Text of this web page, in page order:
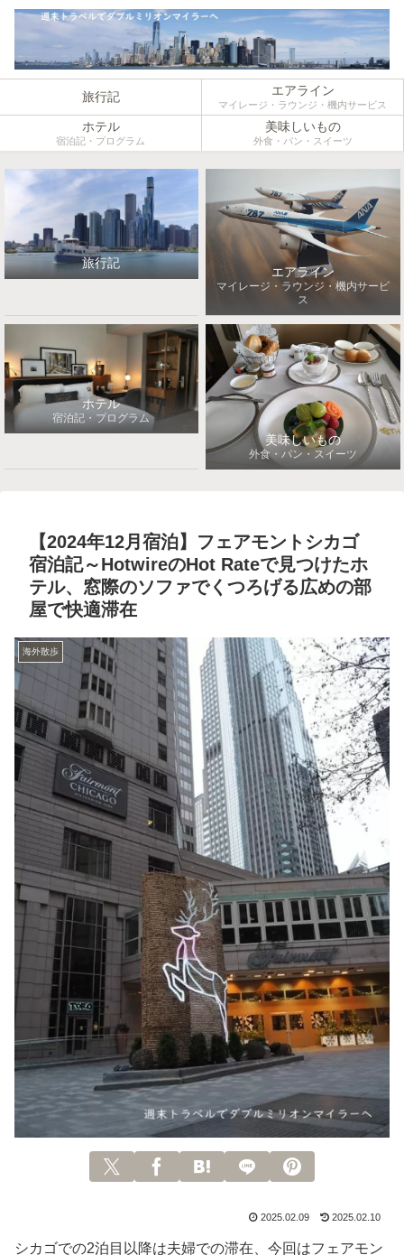
旅行記 エアライン
マイレージ・ラウンジ・機内サービス
ホテル
宿泊記・プログラム
美味しいもの
外食・パン・スイーツ
旅行記
エアライン
マイレージ・ラウンジ・機内サービ
ス
ホテル
宿泊記・プログラム
美味しいもの
外食・パン・スイーツ
【2024年12月宿泊】フェアモントシカゴ
宿泊記～HotwireのHot Rateで見つけたホ
テル、窓際のソファでくつろげる広めの部
屋で快適滞在
海外散歩
2025.02.09 2025.02.10
シカゴでの2泊目以降は夫婦での滞在、今回はフェアモン